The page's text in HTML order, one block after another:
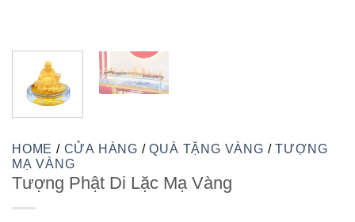
HOME / CỬA HÀNG / QUÀ TẶNG VÀNG / TƯỢNG
MẠ VÀNG
Tượng Phật Di Lặc Mạ Vàng